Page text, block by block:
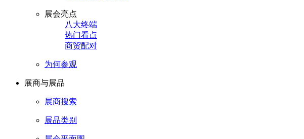
展会亮点
八大终端
热门看点
商贸配对
为何参观
展商与展品
展商搜索
展品类别